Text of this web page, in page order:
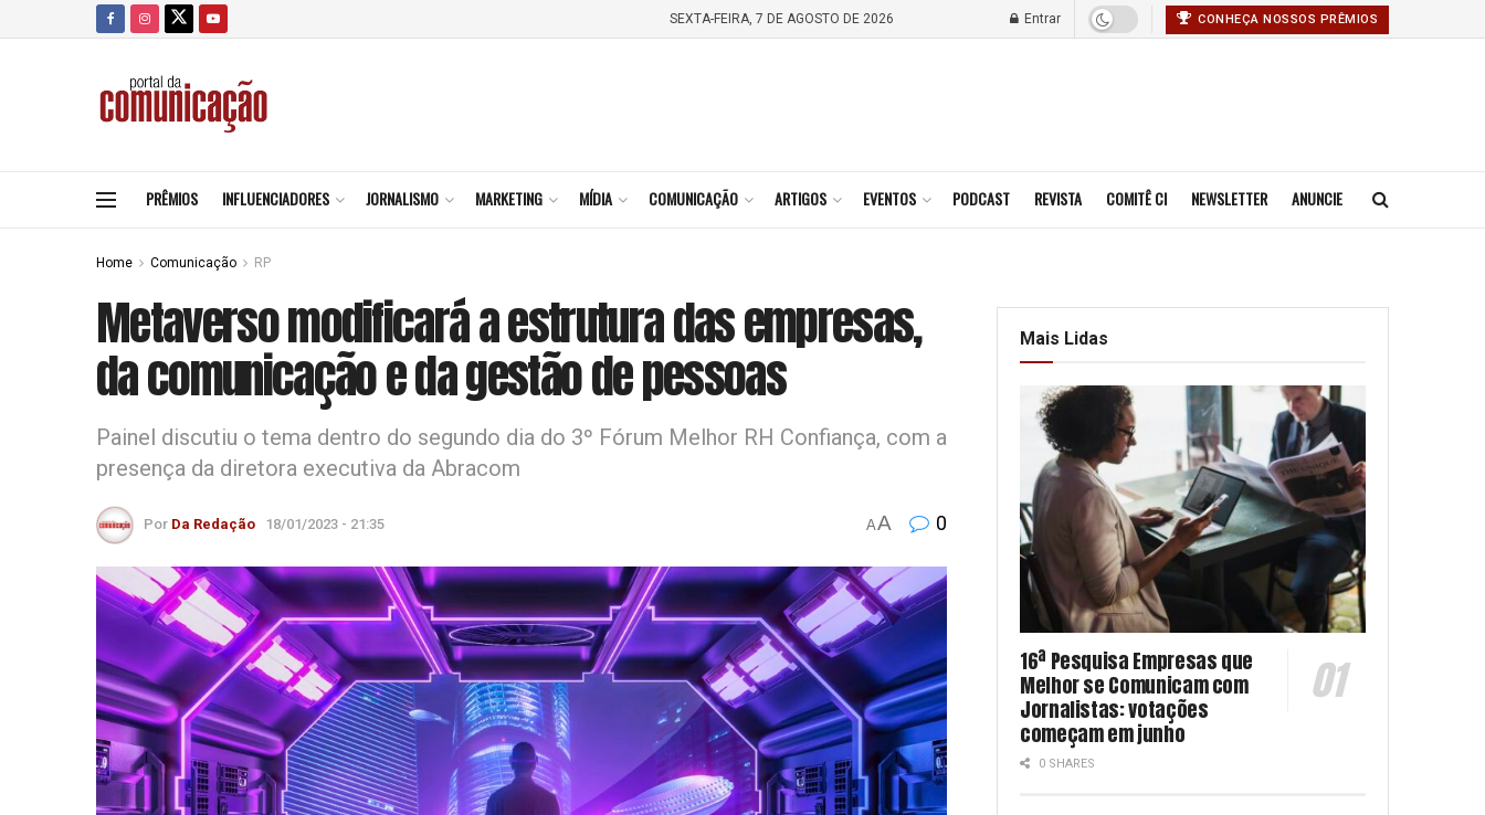
SEXTA-FEIRA, 7 DE AGOSTO DE 2026 Entrar CONHEÇA NOSSOS PRÊMIOS
PRÊMIOS INFLUENCIADORES JORNALISMO MARKETING MÍDIA COMUNICAÇÃO ARTIGOS EVENTOS PODCAST REVISTA COMITÊ CI NEWSLETTER ANUNCIE
Home Comunicação RP
Metaverso modificará a estrutura das empresas,
da comunicação e da gestão de pessoas
Painel discutiu o tema dentro do segundo dia do 3º Fórum Melhor RH Confiança, com a
presença da diretora executiva da Abracom
Por Da Redação 18/01/2023 - 21:35 AA 0
Mais Lidas
16ª Pesquisa Empresas que
Melhor se Comunicam com
Jornalistas: votações
começam em junho
0 SHARES